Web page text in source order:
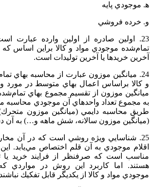
ﻫ. موجودي‌ پايه‌
و. خرده‌ فروشي‌
23. اولين‌ صادره‌ از اولين‌ وارده‌ عبارت‌
تمام‌شده‌ موجودي‌ مواد و کالا براين‌ اساس‌ كه‌
آخرين‌ خريدها يا آخرين‌ توليدات‌ است‌.
24. ميانگين‌ موزون‌ عبارت‌ از محاسبه‌ بهاي‌
و کالا براساس‌ اعمال‌ بهاي‌ متوسط‌ در
ميانگين‌ موزون‌ از تقسيم‌ مجموع‌ بهاي‌
به‌ مجموع‌ تعداد واحدهاي‌ آن‌ موجودي‌ محاسبه‌
طريق‌ محاسبه‌ دايمي‌ (ميانگين‌ موزون‌
(ميانگين‌ موزون‌ سالانه‌، شش‌ ماهه‌ و…) به‌
25. شناسايي‌ ويژه‌ روشي‌ است‌ كه‌ در آن‌
اقلام‌ موجودي‌ به‌ آن‌ قلم‌ اختصاص‌ مي‌يابد.
مناسب‌ است‌ كه‌ صرفنظر از فرايند خريد يا
هستند. اما كاربرد اين‌ روش‌ در مواردي‌ كه‌
موجودي‌ مواد و کالا از يكديگر قابل‌ تفكيك‌